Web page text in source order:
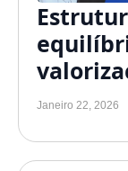
Janeiro 22, 2026